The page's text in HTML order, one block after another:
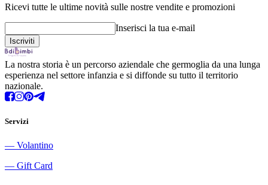
Ricevi tutte le ultime novità sulle nostre vendite e promozioni
Inserisci la tua e-mail
La nostra storia è un percorso aziendale che germoglia da una lunga
esperienza nel settore infanzia e si diffonde su tutto il territorio
nazionale.
Servizi
― Volantino
― Gift Card